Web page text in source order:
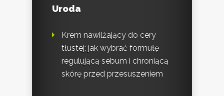
Uroda
Krem nawilżający do cery
tłustej: jak wybrać formułę
regulującą sebum i chroniącą
skórę przed przesuszeniem